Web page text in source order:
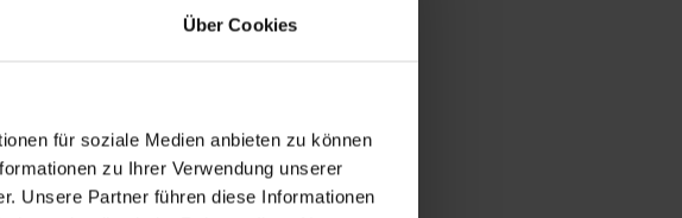
Über Cookies
für soziale Medien anbieten zu können
zu Ihrer Verwendung unserer
Unsere Partner führen diese Informationen